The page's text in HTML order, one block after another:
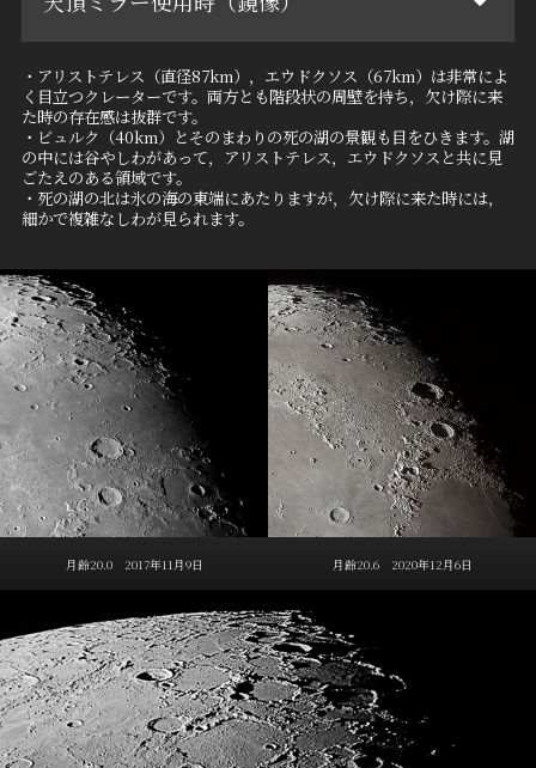
・アリストテレス（直径87km），エウドクソス（67km）は非常によ
く目立つクレーターです。両方とも階段状の周壁を持ち，欠け際に来
た時の存在感は抜群です。
・ビュルク（40km）とそのまわりの死の湖の景観も目をひきます。湖
の中には谷やしわがあって，アリストテレス，エウドクソスと共に見
ごたえのある領域です。
・死の湖の北は氷の海の東端にあたりますが，欠け際に来た時には，
細かで複雑なしわが見られます。
月齢20.0 2017年11月9日 月齢20.6 2020年12月6日